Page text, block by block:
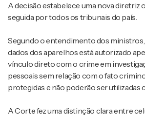
A decisão estabelece uma nova diretriz
seguida por todos os tribunais do país.
Segundo o entendimento dos ministros,
dados dos aparelhos está autorizado
vínculo direto com o crime em
pessoais sem relação com o fato
protegidas e não poderão ser utilizadas
A Corte fez uma distinção clara entre